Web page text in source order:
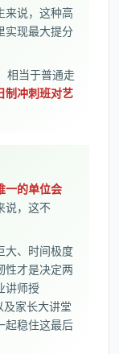
来说，这种高
实现最大提分
相当于普通走
制冲刺班对艺
一的单位会
说，这不
大、时间极度
才是决定两
讲师授
家长大讲堂
起稳住这最后